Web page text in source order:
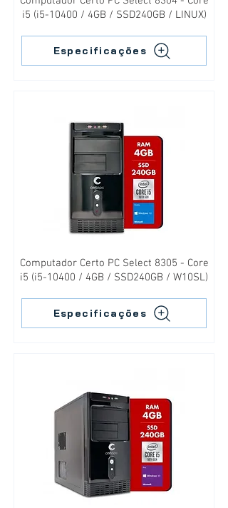
i5 (i5-10400 / 4GB / SSD240GB / LINUX)
Especificações
Computador Certo PC Select 8305 - Core
i5 (i5-10400 / 4GB / SSD240GB / W10SL)
Especificações